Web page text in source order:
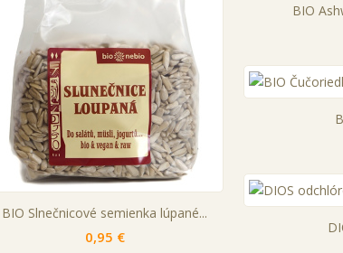
BIO Slnečnicové semienka lúpané...
0,95 €
BIO